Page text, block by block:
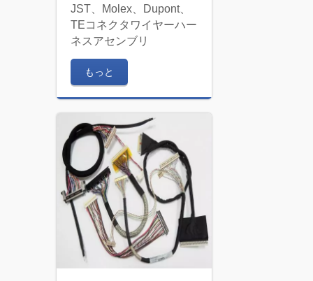
JST、Molex、Dupont、
TEコネクタワイヤーハー
ネスアセンブリ
もっと